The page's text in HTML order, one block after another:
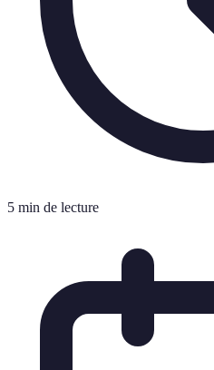
5 min de lecture